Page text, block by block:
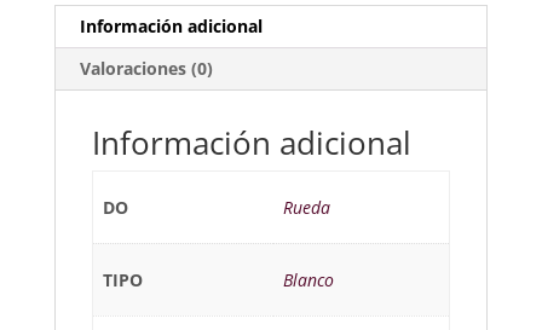
Información adicional
Valoraciones (0)
Información adicional
DO Rueda
TIPO Blanco